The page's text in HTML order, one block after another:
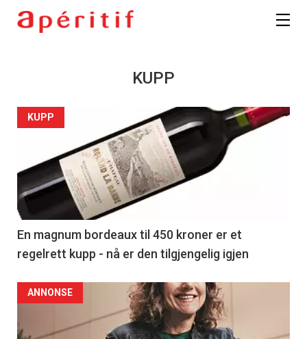
KUPP
KUPP
En magnum bordeaux til 450 kroner er et
regelrett kupp - nå er den tilgjengelig igjen
ANNONSE